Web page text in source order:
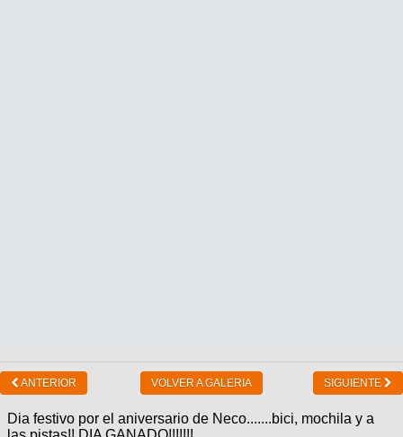
ANTERIOR VOLVER A GALERIA SIGUIENTE
Dia festivo por el aniversario de Neco.......bici, mochila y a